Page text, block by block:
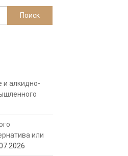
и алкидно-
или